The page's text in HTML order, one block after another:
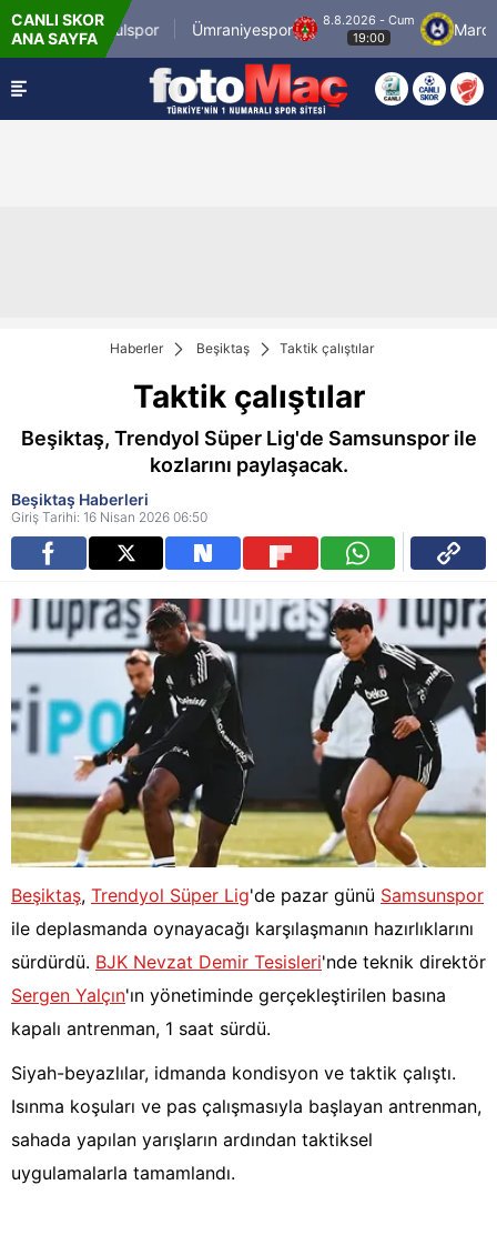
CANLI SKOR
ANA SAYFA
İstanbulspor Ümraniyespor
8.8.2026 - Cum
19:00
Mardin
Haberler Beşiktaş Taktik çalıştılar
Taktik çalıştılar
Beşiktaş, Trendyol Süper Lig'de Samsunspor ile
kozlarını paylaşacak.
Beşiktaş Haberleri
Giriş Tarihi: 16 Nisan 2026 06:50
Beşiktaş, Trendyol Süper Lig'de pazar günü Samsunspor
ile deplasmanda oynayacağı karşılaşmanın hazırlıklarını
sürdürdü. BJK Nevzat Demir Tesisleri'nde teknik direktör
Sergen Yalçın'ın yönetiminde gerçekleştirilen basına
kapalı antrenman, 1 saat sürdü.
Siyah-beyazlılar, idmanda kondisyon ve taktik çalıştı.
Isınma koşuları ve pas çalışmasıyla başlayan antrenman,
sahada yapılan yarışların ardından taktiksel
uygulamalarla tamamlandı.